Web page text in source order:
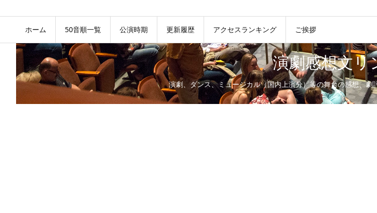
ホーム 50音順一覧 公演時期 更新履歴 アクセスランキング ご挨拶
演劇感想文リ
演劇、ダンス、ミュージカル（国内上演分）等の舞台の感想、